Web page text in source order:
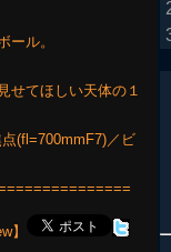
ル。
せてほしい天体の１
(fl=700mmF7)／ビ
】